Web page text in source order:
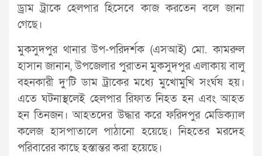
ড্রাম ট্রাকে হেলপার হিসেবে কাজ করতেন বলে জানা
গেছে।
মুকসুদপুর থানার উপ-পরিদর্শক (এসআই) মো. কামরুল
হাসান জানান, উপজেলার পুরাতন মুকসুদপুর এলাকায় বালু
বহনকারী দু’টি ডাম ট্রাকের মধ্যে মুখোমুখি সংর্ঘষ হয়।
এতে ঘটনাস্থলেই হেলপার রিফাত নিহত হন এবং আহত
হন তিনজন। আহতদের উদ্ধার করে ফরিদপুর মেডিক্যাল
কলেজ হাসপাতালে পাঠানো হয়েছে। নিহতের মরদেহ
পরিবারের কাছে হস্তান্তর করা হয়েছে।